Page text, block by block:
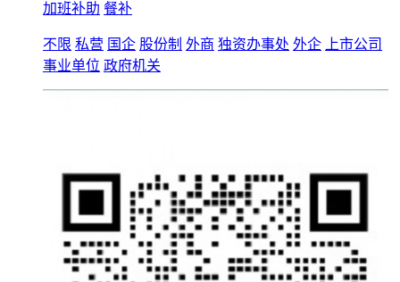
加班补助 餐补
不限 私营 国企 股份制 外商 独资办事处 外企
上市公司
事业单位 政府机关